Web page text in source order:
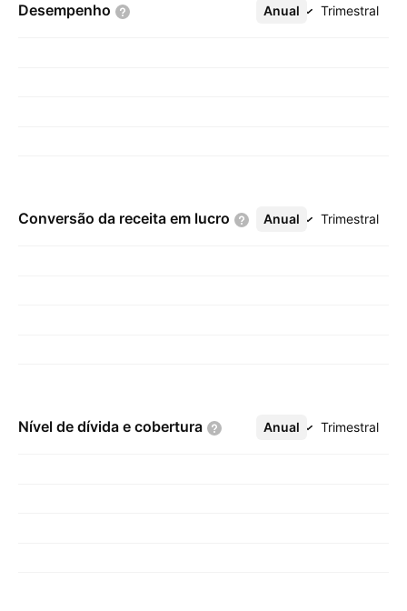
Desempenho Anual Trimestral
Mais
Conversão da receita em lucro Anual Trimestral
Mais
Nível de dívida e cobertura Anual Trimestral
Mais